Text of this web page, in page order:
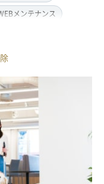
メンテナンス
画制作(撮影・編集)
レット制作
クデザイン